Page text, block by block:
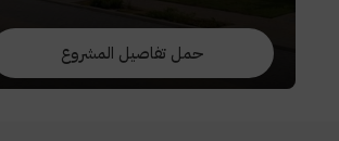
حمل تفاصيل المشروع